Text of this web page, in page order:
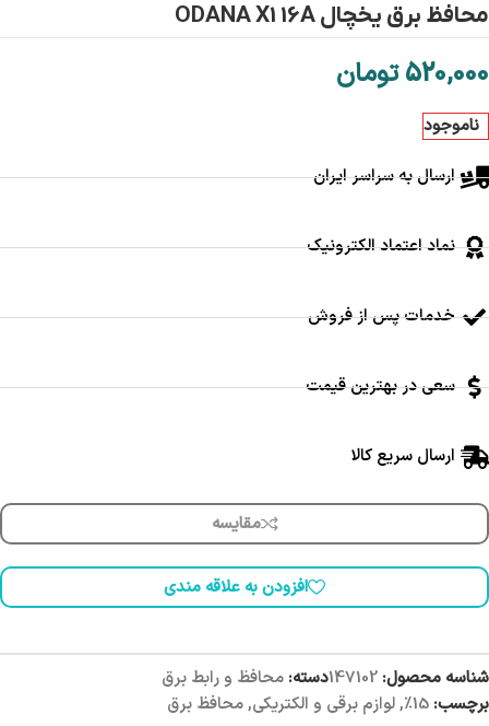
محافظ برق يخچال ODANA X1 16A
520,000 تومان
ناموجود
ارسال به سراسر ایران
نماد اعتماد الکترونیک
خدمات پس از فروش
سعی در بهترین قیمت
ارسال سریع کالا
مقایسه
افزودن به علاقه مندی
شناسه محصول: 147102دسته: محافظ و رابط برق
برچسب: 15%
,لوازم برقی و الکتریکی,محافظ برق